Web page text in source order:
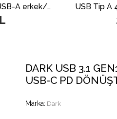
USB 1.1 Makaralı Kablo, USB-A erkek/USB-B erkek, 1.20 metre USB Tip A
Marka: Dark
DARK USB 3.1
USB-C PD